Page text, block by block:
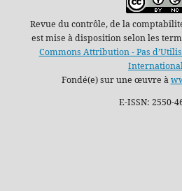
Revue du contrôle, de la
est mise à disposition selon les
Commons Attribution - Pas
Fondé(e) sur une œuvre à
E-ISSN: 2550-